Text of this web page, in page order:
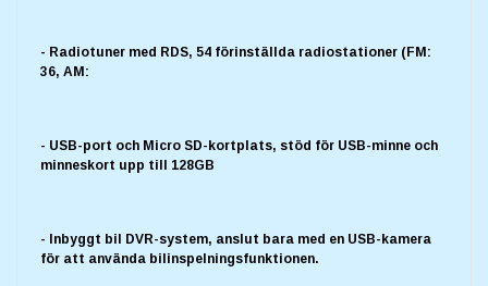
- Radiotuner med RDS, 54 förinställda radiostationer (FM:
36, AM:
- USB-port och Micro SD-kortplats, stöd för USB-minne och
minneskort upp till 128GB
- Inbyggt bil DVR-system, anslut bara med en USB-kamera
för att använda bilinspelningsfunktionen.